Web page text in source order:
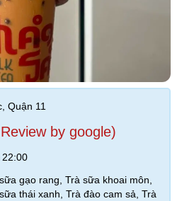
Quận 11
by google)
gạo rang, Trà sữa khoai môn,
thái xanh, Trà đào cam sả, Trà